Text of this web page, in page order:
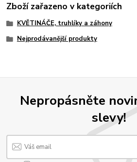
Zboží zařazeno v kategoriích
KVĚTINÁČE, truhlíky a záhony
Nejprodávanější produkty
Nepropásněte
slevy!